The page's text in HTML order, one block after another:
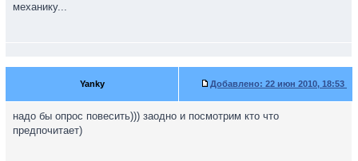
механику...
Yanky Добавлено: 22 июн 2010, 18:53
надо бы опрос повесить))) заодно и посмотрим кто что
предпочитает)